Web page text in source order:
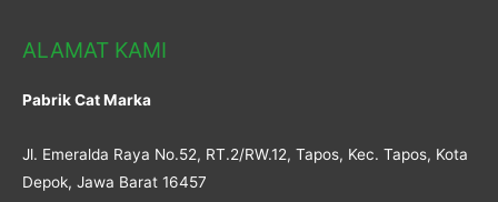
ALAMAT KAMI
Pabrik Cat Marka
Jl. Emeralda Raya No.52, RT.2/RW.12, Tapos, Kec. Tapos, Kota
Depok, Jawa Barat 16457